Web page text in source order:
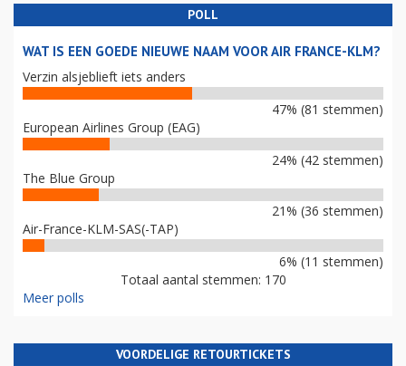
POLL
WAT IS EEN GOEDE NIEUWE NAAM VOOR AIR FRANCE-KLM?
Verzin alsjeblieft iets anders
47% (81 stemmen)
European Airlines Group (EAG)
24% (42 stemmen)
The Blue Group
21% (36 stemmen)
Air-France-KLM-SAS(-TAP)
6% (11 stemmen)
Totaal aantal stemmen: 170
Meer polls
VOORDELIGE RETOURTICKETS